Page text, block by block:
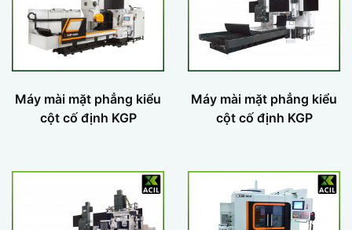
Máy mài mặt phẳng kiểu
cột cố định KGP
Máy mài mặt phẳng kiểu
cột cố định KGP